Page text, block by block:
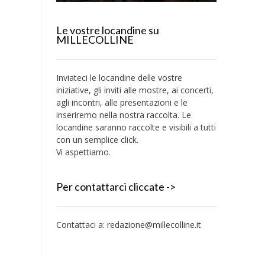
Le vostre locandine su
MILLECOLLINE
Inviateci le locandine delle vostre
iniziative, gli inviti alle mostre, ai concerti,
agli incontri, alle presentazioni e le
inseriremo nella nostra raccolta. Le
locandine saranno raccolte e visibili a tutti
con un semplice click.
Vi aspettiamo.
Per contattarci cliccate ->
Contattaci a: redazione@millecolline.it